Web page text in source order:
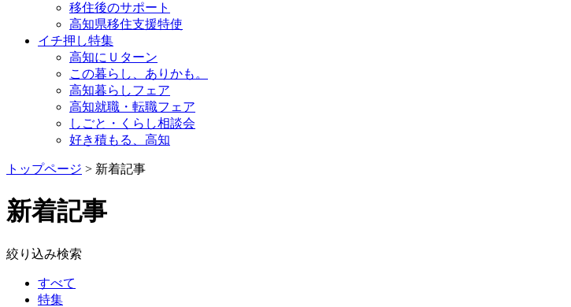
移住後のサポート
高知県移住支援特使
イチ押し特集
高知にＵターン
この暮らし、ありかも。
高知暮らしフェア
高知就職・転職フェア
しごと・くらし相談会
好き積もる、高知
トップページ > 新着記事
新着記事
絞り込み検索
すべて
特集